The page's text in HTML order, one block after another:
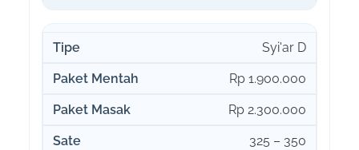
Syi'ar D
Rp 1.900.000
Rp 2.300.000
325 – 350